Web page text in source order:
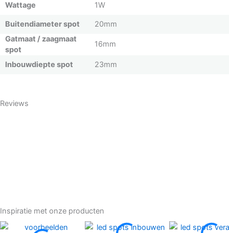
Wattage 1W
Buitendiameter spot
20mm
Gatmaat / zaagmaat
spot
16mm
Inbouwdiepte spot 23mm
Reviews
Inspiratie met onze producten